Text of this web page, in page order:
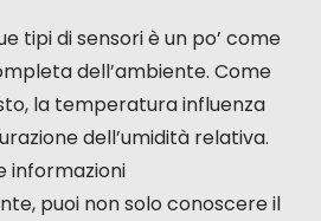
tipi di sensori è un po’ come
dell’ambiente. Come
la temperatura influenza
dell’umidità relativa.
informazioni
puoi non solo conoscere il